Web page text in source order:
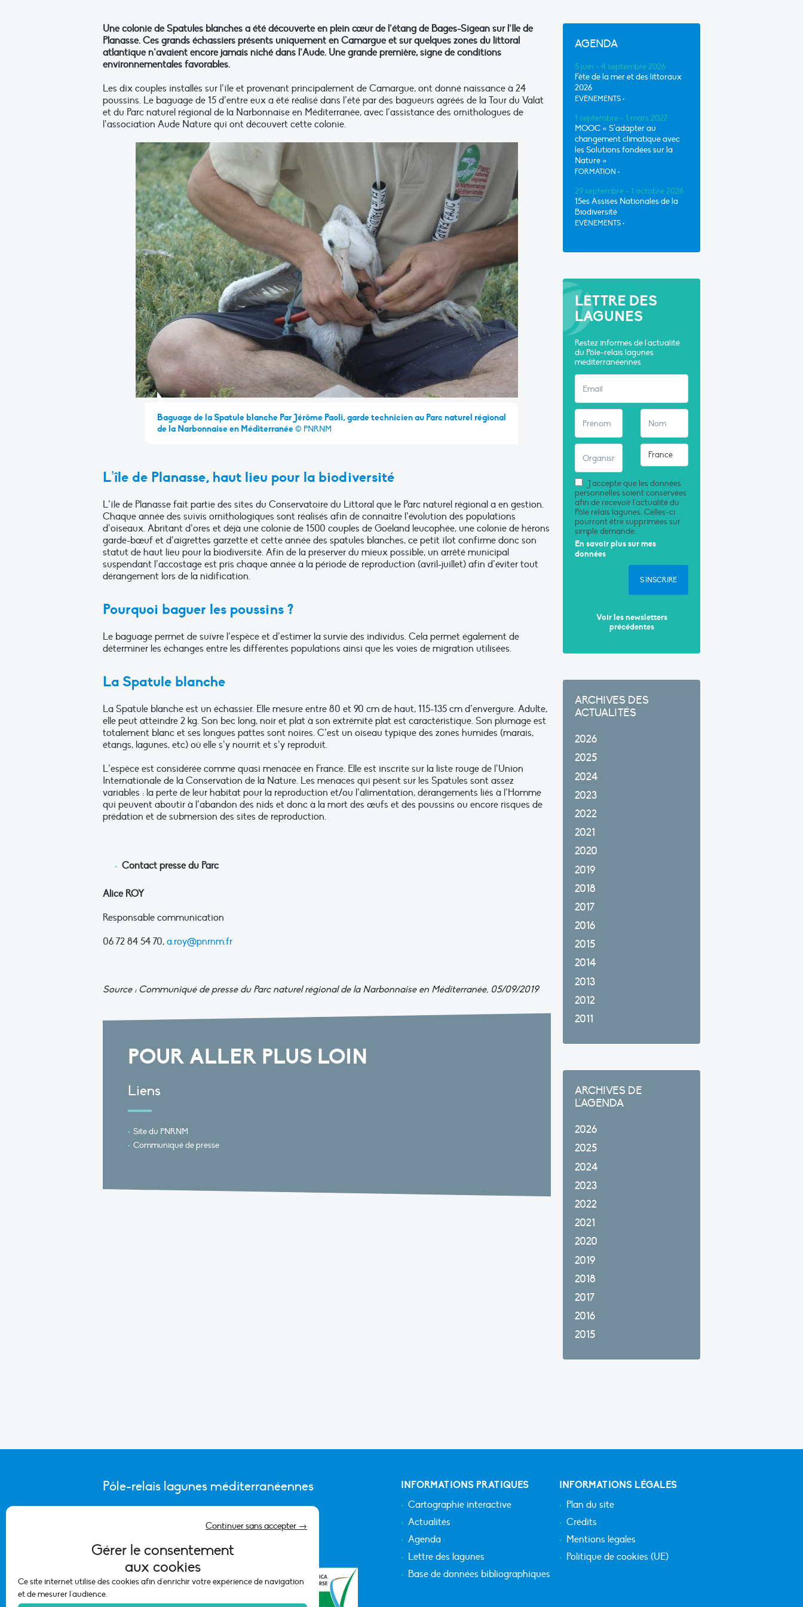
Gérer le consentement
aux cookies
Ce site internet utilise des cookies afin d'enrichir votre expérience de navigation
et de mesurer l'audience.
Continuer sans accepter →
Une colonie de Spatules blanches a été découverte en plein cœur de l’étang de Bages-Sigean sur l’Ile de
Planasse. Ces grands échassiers présents uniquement en Camargue et sur quelques zones du littoral
atlantique n’avaient encore jamais niché dans l’Aude. Une grande première, signe de conditions
environnementales favorables.
Les dix couples installés sur l’île et provenant principalement de Camargue, ont donné naissance à 24
poussins. Le baguage de 15 d’entre eux a été réalisé dans l’été par des bagueurs agréés de la Tour du Valat
et du Parc naturel régional de la Narbonnaise en Méditerranée, avec l’assistance des ornithologues de
l’association Aude Nature qui ont découvert cette colonie.
Baguage de la Spatule blanche Par Jérôme Paoli, garde technicien au Parc naturel régional
de la Narbonnaise en Méditerranée© PNRNM
L’île de Planasse, haut lieu pour la biodiversité
L’île de Planasse fait partie des sites du Conservatoire du Littoral que le Parc naturel régional a en gestion.
Chaque année des suivis ornithologiques sont réalisés afin de connaitre l’évolution des populations
d’oiseaux. Abritant d’ores et déjà une colonie de 1500 couples de Goéland leucophée, une colonie de hérons
garde-bœuf et d’aigrettes garzette et cette année des spatules blanches, ce petit îlot confirme donc son
statut de haut lieu pour la biodiversité. Afin de la préserver du mieux possible, un arrêté municipal
suspendant l’accostage est pris chaque année à la période de reproduction (avril-juillet) afin d’éviter tout
dérangement lors de la nidification.
Pourquoi baguer les poussins ?
Le baguage permet de suivre l’espèce et d’estimer la survie des individus. Cela permet également de
déterminer les échanges entre les différentes populations ainsi que les voies de migration utilisées.
La Spatule blanche
La Spatule blanche est un échassier. Elle mesure entre 80 et 90 cm de haut, 115-135 cm d’envergure. Adulte,
elle peut atteindre 2 kg. Son bec long, noir et plat à son extrémité plat est caractéristique. Son plumage est
totalement blanc et ses longues pattes sont noires. C’est un oiseau typique des zones humides (marais,
étangs, lagunes, etc) où elle s’y nourrit et s’y reproduit.
L’espèce est considérée comme quasi menacée en France. Elle est inscrite sur la liste rouge de l’Union
Internationale de la Conservation de la Nature. Les menaces qui pèsent sur les Spatules sont assez
variables : la perte de leur habitat pour la reproduction et/ou l’alimentation, dérangements liés à l’Homme
qui peuvent aboutir à l’abandon des nids et donc à la mort des œufs et des poussins ou encore risques de
prédation et de submersion des sites de reproduction.
Contact presse du Parc
Alice ROY
Responsable communication
06 72 84 54 70, a.roy@pnrnm.fr
Source : Communiqué de presse du Parc naturel régional de la Narbonnaise en Méditerranée, 05/09/2019
POUR ALLER PLUS LOIN
Liens
Site du PNRNM
Communiqué de presse
AGENDA
5 juin - 4 septembre 2026
Fête de la mer et des littoraux
2026
EVÈNEMENTS •
1 septembre - 1 mars 2027
MOOC « S’adapter au
changement climatique avec
les Solutions fondées sur la
Nature »
FORMATION •
29 septembre - 1 octobre 2026
15es Assises Nationales de la
Biodiversité
EVÈNEMENTS •
LETTRE DES
LAGUNES
Restez informés de l'actualité
du Pôle-relais lagunes
méditerranéennes
J'accepte que les données
personnelles soient conservées
afin de recevoir l'actualité du
Pôle relais lagunes. Celles-ci
pourront être supprimées sur
simple demande.
En savoir plus sur mes
données
S'INSCRIRE
Voir les newsletters
précédentes
ARCHIVES DES
ACTUALITÉS
2026
2025
2024
2023
2022
2021
2020
2019
2018
2017
2016
2015
2014
2013
2012
2011
ARCHIVES DE
L'AGENDA
2026
2025
2024
2023
2022
2021
2020
2019
2018
2017
2016
2015
Pôle-relais lagunes méditerranéennes
CONTACTER L’ÉQUIPE DU PÔLE
INFORMATIONS PRATIQUES
Cartographie interactive
Actualités
Agenda
Lettre des lagunes
Base de données bibliographiques
INFORMATIONS LÉGALES
Plan du site
Crédits
Mentions légales
Politique de cookies (UE)